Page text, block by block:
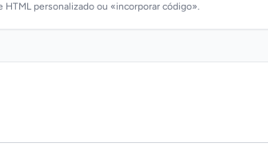
personalizado ou «incorporar código».